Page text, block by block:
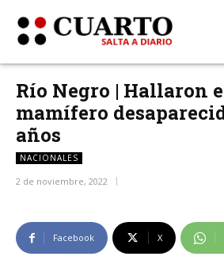
Río Negro | Hallaron
mamífero
años
NACIONALES
2 de noviembre, 2022
Facebook X